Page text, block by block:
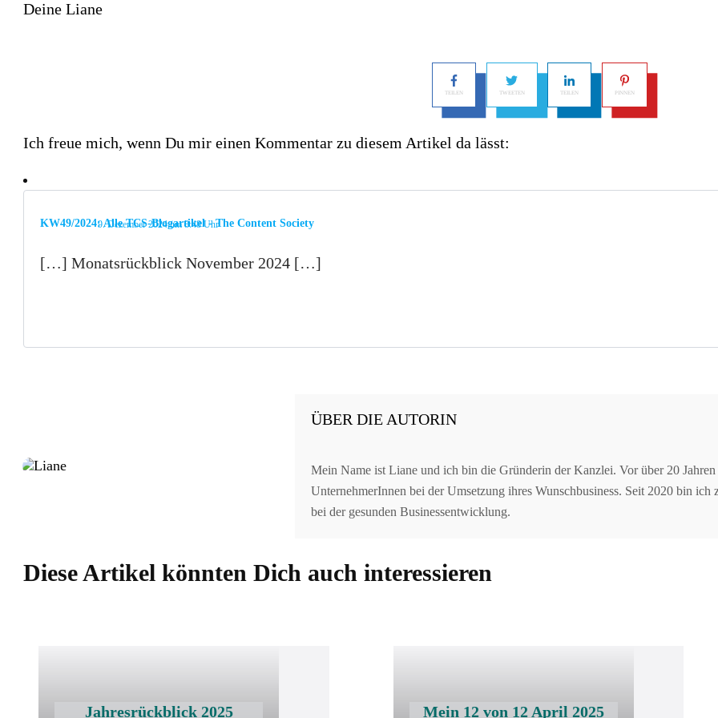
Deine Liane
TEILEN TWEETEN TEILEN PINNEN
Ich freue mich, wenn Du mir einen Kommentar zu diesem Artikel da lässt:
KW49/2024: Alle TCS-Blogartikel - The Content Society
9. Dezember 2024 um 8:48 Uhr
[…] Monatsrückblick November 2024 […]
ÜBER DIE AUTORIN
Mein Name ist Liane und ich bin die Gründerin der Kanzlei. Vor über 20
UnternehmerInnen bei der Umsetzung ihres Wunschbusiness. Seit 2020 bin
bei der gesunden Businessentwicklung.
Diese Artikel könnten Dich auch interessieren
Jahresrückblick 2025 Mein 12 von 12 April 2025